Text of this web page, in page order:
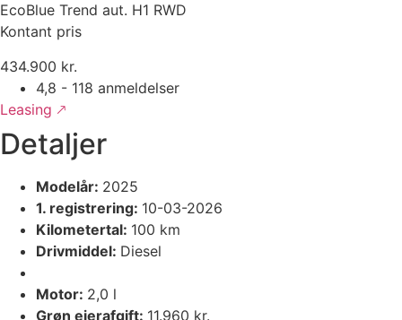
EcoBlue Trend aut. H1 RWD
Kontant pris
434.900 kr.
4,8 - 118 anmeldelser
Leasing 🡕
Detaljer
Modelår: 2025
1. registrering: 10-03-2026
Kilometertal: 100 km
Drivmiddel: Diesel
Motor: 2,0 l
Grøn ejerafgift: 11.960 kr.